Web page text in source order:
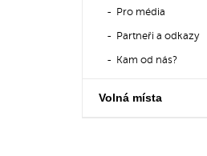
Pro média
Partneři a odkazy
Kam od nás?
Volná místa